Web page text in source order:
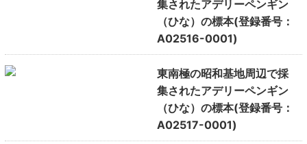
集されたアデリーペンギン
（ひな）の標本(登録番号：
A02516-0001)
東南極の昭和基地周辺で採
集されたアデリーペンギン
（ひな）の標本(登録番号：
A02517-0001)